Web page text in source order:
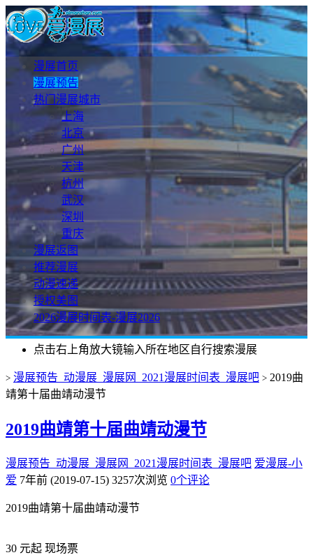
漫展首页
漫展预告
热门漫展城市
上海
北京
广州
天津
杭州
武汉
深圳
重庆
漫展返图
推荐漫展
动漫速递
授权美图
2026漫展时间表-漫展2026
点击右上角放大镜输入所在地区自行搜索漫展
> 漫展预告_动漫展_漫展网_2021漫展时间表_漫展吧 > 2019曲
靖第十届曲靖动漫节
2019曲靖第十届曲靖动漫节
漫展预告_动漫展_漫展网_2021漫展时间表_漫展吧 爱漫展-小
爱 7年前 (2019-07-15) 3257次浏览 0个评论
2019曲靖第十届曲靖动漫节
30 元起 现场票